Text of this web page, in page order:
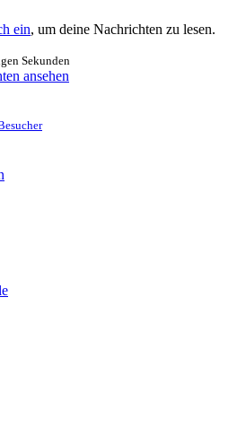
ein, um deine Nachrichten zu lesen.
Sekunden
ansehen